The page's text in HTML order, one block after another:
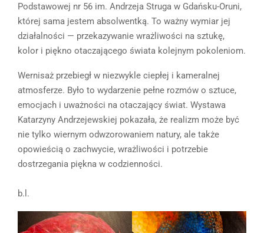
Podstawowej nr 56 im. Andrzeja Struga w Gdańsku-Oruni,
której sama jestem absolwentką. To ważny wymiar jej
działalności — przekazywanie wrażliwości na sztukę,
kolor i piękno otaczającego świata kolejnym pokoleniom.
Wernisaż przebiegł w niezwykle ciepłej i kameralnej
atmosferze. Było to wydarzenie pełne rozmów o sztuce,
emocjach i uważności na otaczający świat. Wystawa
Katarzyny Andrzejewskiej pokazała, że realizm może być
nie tylko wiernym odwzorowaniem natury, ale także
opowieścią o zachwycie, wrażliwości i potrzebie
dostrzegania piękna w codzienności.
b.l.